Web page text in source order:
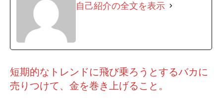
自己紹介の全文を表示
短期的なトレンドに飛び乗ろうとするバカに
売りつけて、金を巻き上げること。